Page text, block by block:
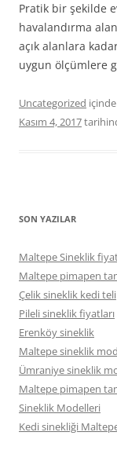
Pratik bir şekilde
havalandırma
açık alanlara
uygun ölçümlere
Uncategorized içinde
Kasım 4, 2017
SON YAZILAR
Maltepe Sineklik
Maltepe pimapen
Çelik sineklik kedi teli
Pileli sineklik fiyatları
Erenköy sineklik
Maltepe sineklik
Ümraniye sineklik
Maltepe pimapen
Sineklik Modelleri
Kedi sinekliği